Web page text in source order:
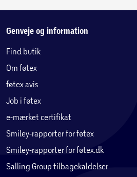
Genveje og information
Find butik
Om føtex
føtex avis
Job i føtex
e-mærket certifikat
Smiley-rapporter for føtex
Smiley-rapporter for føtex.dk
Salling Group tilbagekaldelser